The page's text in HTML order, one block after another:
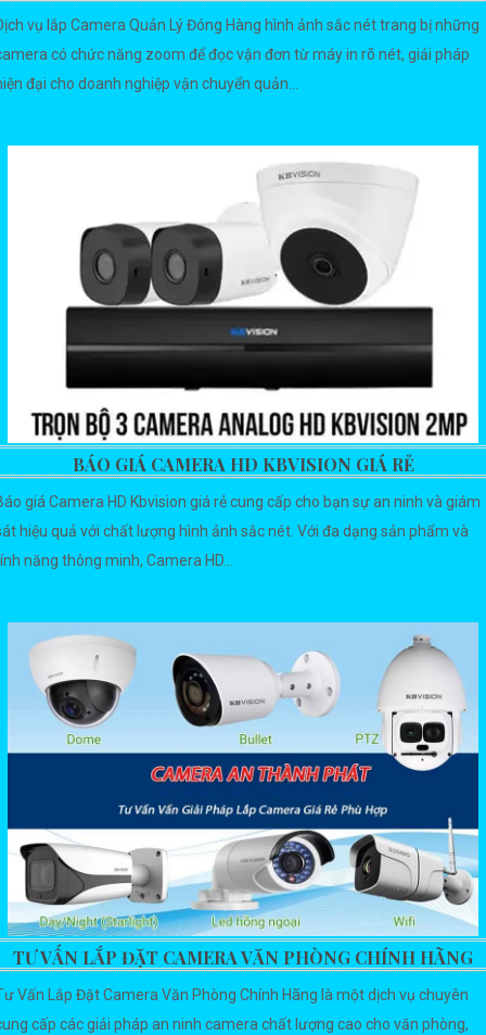
vụ lắp Camera Quản Lý Đóng Hàng hình ảnh sắc nét trang bị những
có chức năng zoom để đọc vận đơn từ máy in rõ nét, giải pháp
đại cho doanh nghiệp vận chuyển quản...
BÁO GIÁ CAMERA HD KBVISION GIÁ RẺ
giá Camera HD Kbvision giá rẻ cung cấp cho bạn sự an ninh và giám
hiệu quả với chất lượng hình ảnh sắc nét. Với đa dạng sản phẩm và
năng thông minh, Camera HD...
TƯ VẤN LẮP ĐẶT CAMERA VĂN PHÒNG CHÍNH HÃNG
Vấn Lắp Đặt Camera Văn Phòng Chính Hãng là một dịch vụ chuyên
cấp các giải pháp an ninh camera chất lượng cao cho văn phòng,